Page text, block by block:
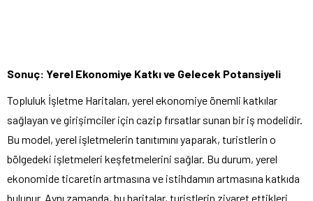
Sonuç: Yerel Ekonomiye Katkı ve Gelecek Potansiyeli
Topluluk İşletme Haritaları, yerel ekonomiye önemli katkılar
sağlayan ve girişimciler için cazip fırsatlar sunan bir iş modelidir.
Bu model, yerel işletmelerin tanıtımını yaparak, turistlerin o
bölgedeki işletmeleri keşfetmelerini sağlar. Bu durum, yerel
ekonomide ticaretin artmasına ve istihdamın artmasına katkıda
bulunur. Aynı zamanda, bu haritalar, turistlerin ziyaret ettikleri